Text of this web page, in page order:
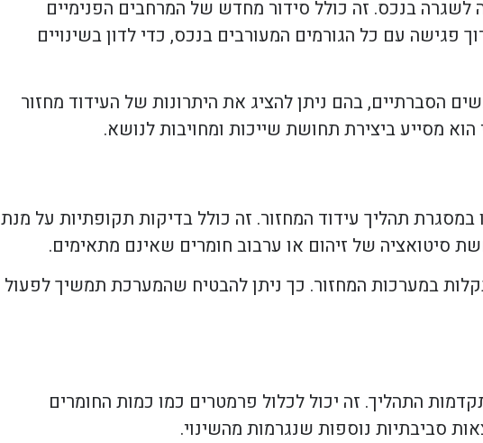
בנכס. זה כולל סידור מחדש של המרחבים הפנימיים
פגישה עם כל הגורמים המעורבים בנכס, כדי לדון בשינויים
הסברתיים, בהם ניתן להציג את היתרונות של העידוד מחזור
מסייע ביצירת תחושת שייכות ומחויבות לנושא.
תהליך עידוד המחזור. זה כולל בדיקות תקופתיות על מנת
סיטואציה של זיהום או ערבוב חומרים שאינם מתאימים.
במערכות המחזור. כך ניתן להבטיח שהמערכת תמשיך לפעול
התהליך. זה יכול לכלול פרמטרים כמו כמות החומרים
סביבתיות נוספות שנגרמות מהשינוי.